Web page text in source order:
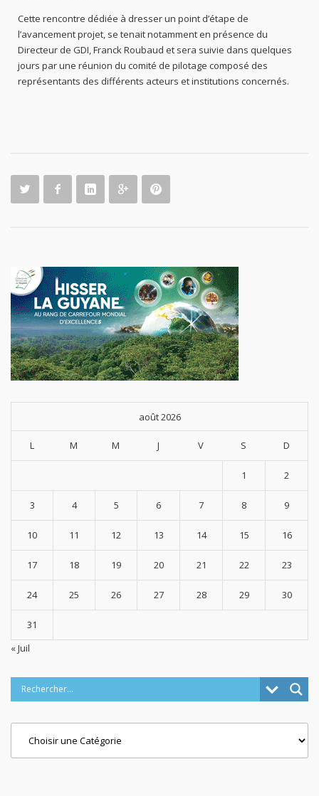
Cette rencontre dédiée à dresser un point d’étape de
l’avancement projet, se tenait notamment en présence du
Directeur de GDI, Franck Roubaud et sera suivie dans quelques
jours par une réunion du comité de pilotage composé des
représentants des différents acteurs et institutions concernés.
août 2026
L M M J V S D
1 2
3 4 5 6 7 8 9
10 11 12 13 14 15 16
17 18 19 20 21 22 23
24 25 26 27 28 29 30
31
« Juil